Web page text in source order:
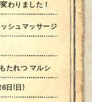
わりました！
シュマッサージ
たれつ マルシ
日(日)